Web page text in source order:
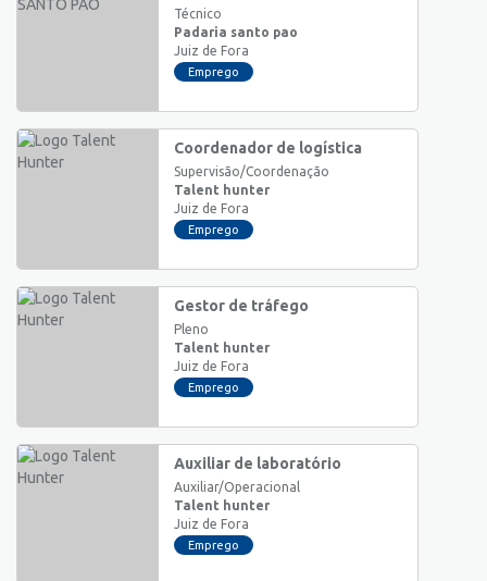
Técnico
Padaria santo pao
Juiz de Fora
Emprego
Coordenador de logística
Supervisão/Coordenação
Talent hunter
Juiz de Fora
Emprego
Gestor de tráfego
Pleno
Talent hunter
Juiz de Fora
Emprego
Auxiliar de laboratório
Auxiliar/Operacional
Talent hunter
Juiz de Fora
Emprego